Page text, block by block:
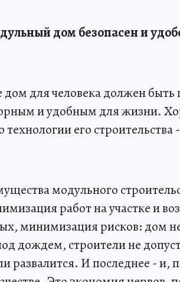
дом безопасен и
для человека должен
и удобным для жизни.
технологии его
модульного
работ на участке и
минимизация рисков: дом
дождем, строители не
развалится. И последнее - и,